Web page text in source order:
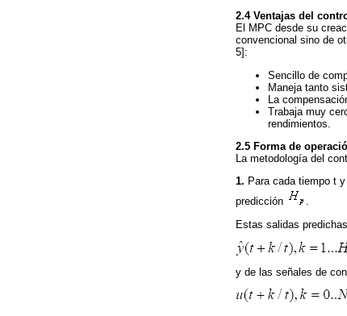
2.4 Ventajas del
El MPC desde su
convencional sino de
5]:
Sencillo de
Maneja tanto
La
Trabaja muy
rendimientos.
2.5 Forma de
La metodología del
1. Para cada tiempo t
predicción
Estas salidas
y de las señales de